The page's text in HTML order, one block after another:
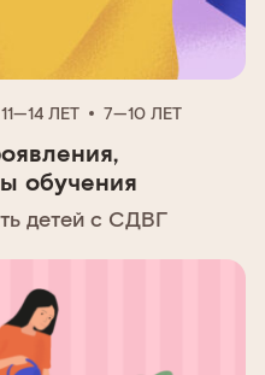
11—14 ЛЕТ 7—10 ЛЕТ
обучения
детей с СДВГ